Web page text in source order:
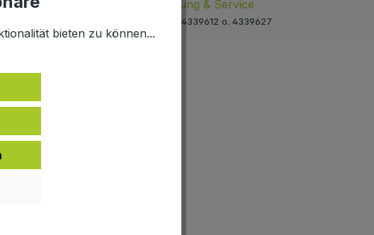
Beratung & Service
02064 4339612 o. 4339627
bieten zu können...